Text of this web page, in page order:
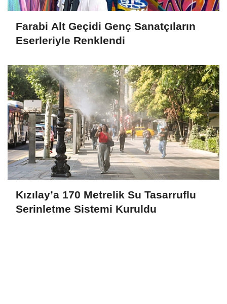
Farabi Alt Geçidi Genç Sanatçıların
Eserleriyle Renklendi
Kızılay’a 170 Metrelik Su Tasarruflu
Serinletme Sistemi Kuruldu